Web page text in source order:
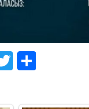
Twitter